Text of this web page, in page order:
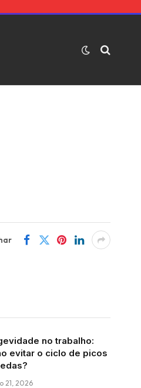
no trabalho:
evitar o ciclo de picos
21, 2026